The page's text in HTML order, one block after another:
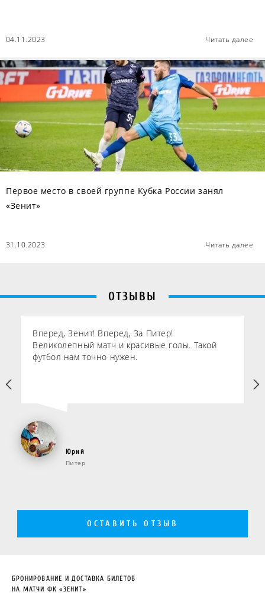
04.11.2023 Читать далее
Первое место в своей группе Кубка России занял
«Зенит»
31.10.2023 Читать далее
ОТЗЫВЫ
Вперед, Зенит! Вперед, За Питер!
Великолепный матч и красивые голы. Такой
футбол нам точно нужен.
Юрий
Питер
ОСТАВИТЬ ОТЗЫВ
БРОНИРОВАНИЕ И ДОСТАВКА БИЛЕТОВ
НА МАТЧИ ФК «ЗЕНИТ»